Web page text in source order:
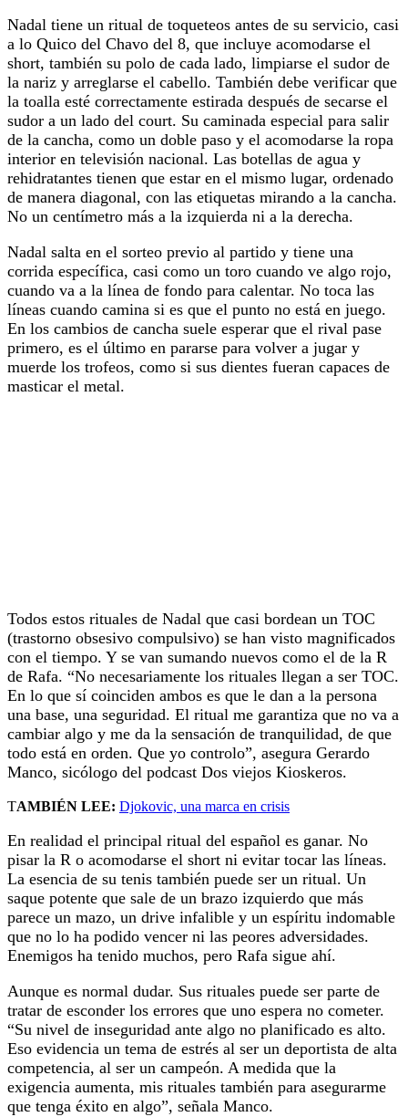
Nadal tiene un ritual de toqueteos antes de su servicio, casi
a lo Quico del Chavo del 8, que incluye acomodarse el
short, también su polo de cada lado, limpiarse el sudor de
la nariz y arreglarse el cabello. También debe verificar que
la toalla esté correctamente estirada después de secarse el
sudor a un lado del court. Su caminada especial para salir
de la cancha, como un doble paso y el acomodarse la ropa
interior en televisión nacional. Las botellas de agua y
rehidratantes tienen que estar en el mismo lugar, ordenado
de manera diagonal, con las etiquetas mirando a la cancha.
No un centímetro más a la izquierda ni a la derecha.
Nadal salta en el sorteo previo al partido y tiene una
corrida específica, casi como un toro cuando ve algo rojo,
cuando va a la línea de fondo para calentar. No toca las
líneas cuando camina si es que el punto no está en juego.
En los cambios de cancha suele esperar que el rival pase
primero, es el último en pararse para volver a jugar y
muerde los trofeos, como si sus dientes fueran capaces de
masticar el metal.
Todos estos rituales de Nadal que casi bordean un TOC
(trastorno obsesivo compulsivo) se han visto magnificados
con el tiempo. Y se van sumando nuevos como el de la R
de Rafa. “No necesariamente los rituales llegan a ser TOC.
En lo que sí coinciden ambos es que le dan a la persona
una base, una seguridad. El ritual me garantiza que no va a
cambiar algo y me da la sensación de tranquilidad, de que
todo está en orden. Que yo controlo”, asegura Gerardo
Manco, sicólogo del podcast Dos viejos Kioskeros.
TAMBIÉN LEE: Djokovic, una marca en crisis
En realidad el principal ritual del español es ganar. No
pisar la R o acomodarse el short ni evitar tocar las líneas.
La esencia de su tenis también puede ser un ritual. Un
saque potente que sale de un brazo izquierdo que más
parece un mazo, un drive infalible y un espíritu indomable
que no lo ha podido vencer ni las peores adversidades.
Enemigos ha tenido muchos, pero Rafa sigue ahí.
Aunque es normal dudar. Sus rituales puede ser parte de
tratar de esconder los errores que uno espera no cometer.
“Su nivel de inseguridad ante algo no planificado es alto.
Eso evidencia un tema de estrés al ser un deportista de alta
competencia, al ser un campeón. A medida que la
exigencia aumenta, mis rituales también para asegurarme
que tenga éxito en algo”, señala Manco.